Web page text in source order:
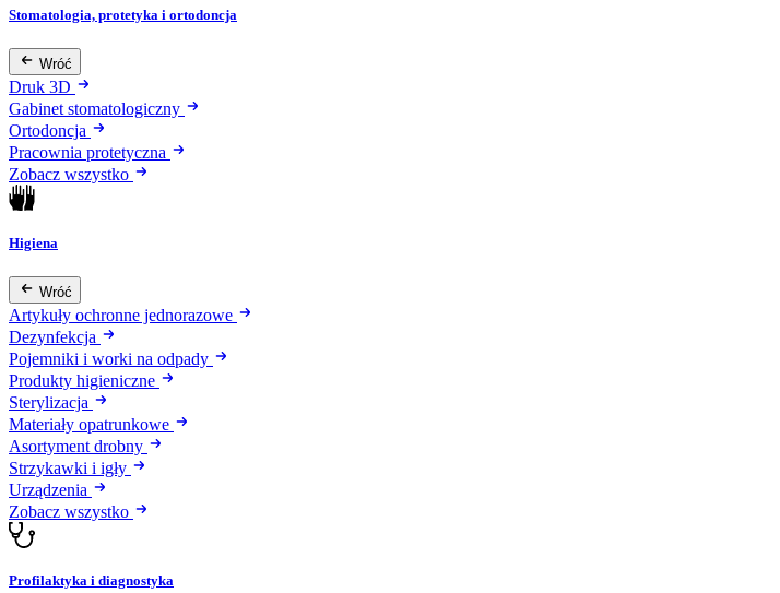
Stomatologia, protetyka i ortodoncja
Wróć
Druk 3D
Gabinet stomatologiczny
Ortodoncja
Pracownia protetyczna
Zobacz wszystko
Higiena
Wróć
Artykuły ochronne jednorazowe
Dezynfekcja
Pojemniki i worki na odpady
Produkty higieniczne
Sterylizacja
Materiały opatrunkowe
Asortyment drobny
Strzykawki i igły
Urządzenia
Zobacz wszystko
Profilaktyka i diagnostyka